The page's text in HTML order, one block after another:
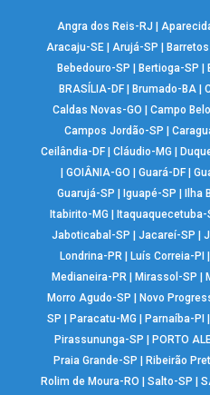
Angra dos Reis-RJ
Aracaju-SE |Arujá-SP
Bebedouro-SP
Bertioga-SP
BRASÍLIA-DF| Brumado-BA|
Caldas Novas-GO
|Campo
Campos Jordão-SP
Ceilândia-DF| Cláudio-MG
GOIÂNIA-GO Guará-DF|
Guarujá-SP
Iguapé-SP Ilha
Itabirito-MG
Itaquaquecetuba-
Jaboticabal-SP
Jacareí-SP
Londrina-PR| Luís Correia-PI
Medianeira-PR
Mirassol-SP
Morro Agudo-SP
Novo
SP
Paracatu-MG Parnaíba-PI
Pirassununga-SP
PORTO
Praia Grande-SP
Ribeirão
Rolim de Moura-RO
Salto-SP